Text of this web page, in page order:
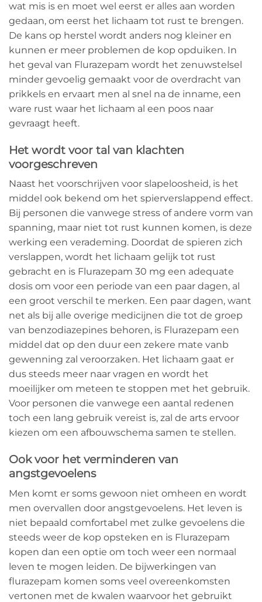
wat mis is en moet wel eerst er alles aan worden
gedaan, om eerst het lichaam tot rust te brengen.
De kans op herstel wordt anders nog kleiner en
kunnen er meer problemen de kop opduiken. In
het geval van Flurazepam wordt het zenuwstelsel
minder gevoelig gemaakt voor de overdracht van
prikkels en ervaart men al snel na de inname, een
ware rust waar het lichaam al een poos naar
gevraagt heeft.
Het wordt voor tal van klachten
voorgeschreven
Naast het voorschrijven voor slapeloosheid, is het
middel ook bekend om het spierverslappend effect.
Bij personen die vanwege stress of andere vorm van
spanning, maar niet tot rust kunnen komen, is deze
werking een verademing. Doordat de spieren zich
verslappen, wordt het lichaam gelijk tot rust
gebracht en is Flurazepam 30 mg een adequate
dosis om voor een periode van een paar dagen, al
een groot verschil te merken. Een paar dagen, want
net als bij alle overige medicijnen die tot de groep
van benzodiazepines behoren, is Flurazepam een
middel dat op den duur een zekere mate vanb
gewenning zal veroorzaken. Het lichaam gaat er
dus steeds meer naar vragen en wordt het
moeilijker om meteen te stoppen met het gebruik.
Voor personen die vanwege een aantal redenen
toch een lang gebruik vereist is, zal de arts ervoor
kiezen om een afbouwschema samen te stellen.
Ook voor het verminderen van
angstgevoelens
Men komt er soms gewoon niet omheen en wordt
men overvallen door angstgevoelens. Het leven is
niet bepaald comfortabel met zulke gevoelens die
steeds weer de kop opsteken en is Flurazepam
kopen dan een optie om toch weer een normaal
leven te mogen leiden. De bijwerkingen van
flurazepam komen soms veel overeenkomsten
vertonen met de kwalen waarvoor het gebruikt